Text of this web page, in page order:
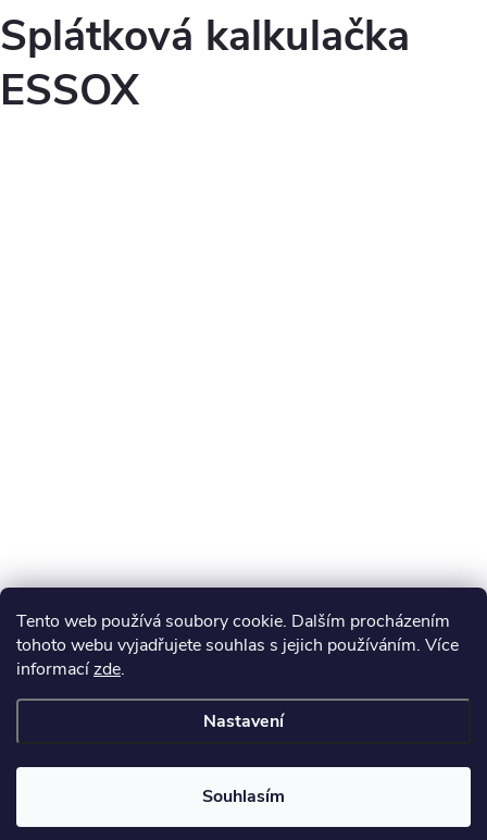
Tento web používá soubory cookie. Dalším procházením
tohoto webu vyjadřujete souhlas s jejich používáním. Více
informacízde.
Nastavení
Souhlasím
Splátková kalkulačka
ESSOX